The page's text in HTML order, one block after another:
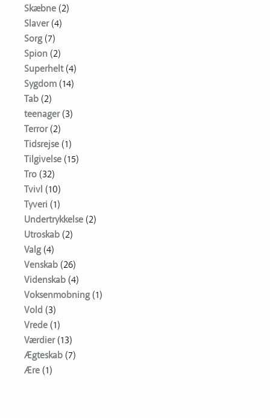
Skæbne (2)
Slaver(4)
Sorg (7)
Spion (2)
Superhelt(4)
Sygdom (14)
Tab (2)
teenager(3)
Terror(2)
Tidsrejse (1)
Tilgivelse (15)
Tro (32)
Tvivl (10)
Tyveri (1)
Undertrykkelse (2)
Utroskab (2)
Valg (4)
Venskab (26)
Videnskab (4)
Voksenmobning (1)
Vold (3)
Vrede (1)
Værdier(13)
Ægteskab (7)
Ære (1)